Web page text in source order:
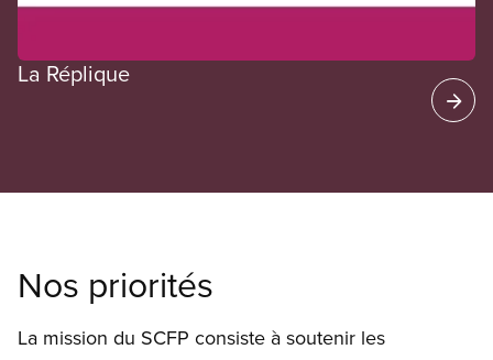
La Réplique
Nos priorités
La mission du SCFP consiste à soutenir les